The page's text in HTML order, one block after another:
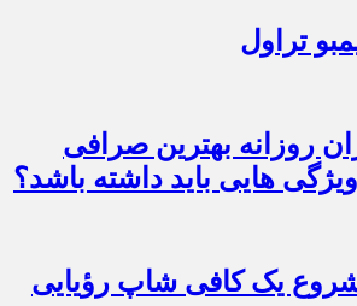
تراول
روزانه بهترین صرافی
هایی باید داشته باشد؟
یک کافی شاپ رؤیایی